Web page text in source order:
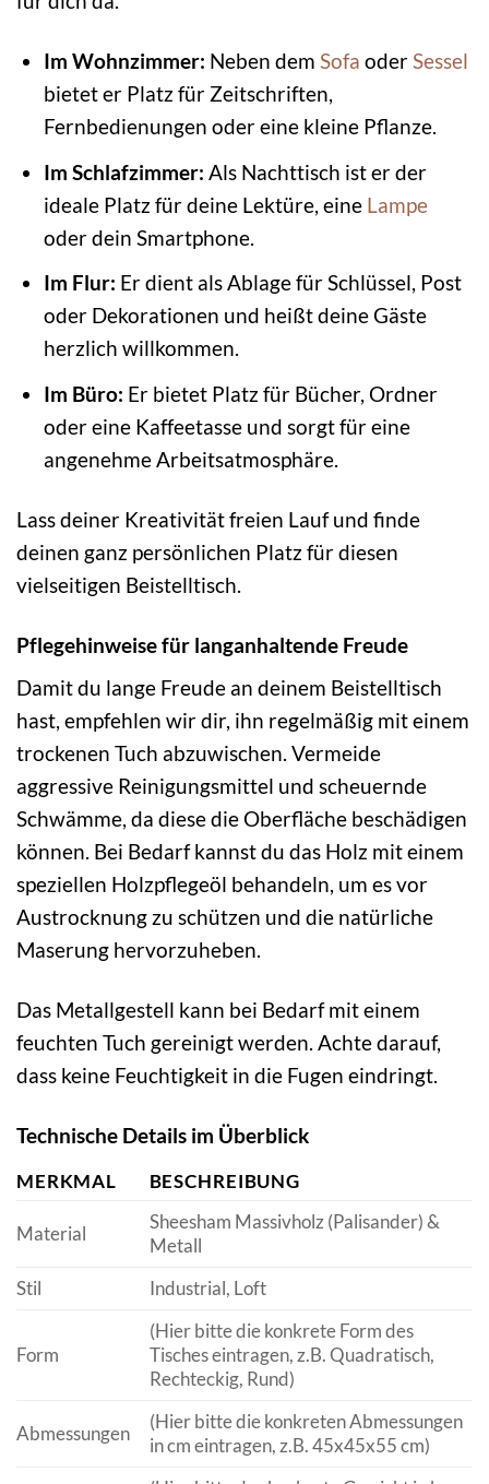
Im Wohnzimmer: Neben dem Sofa oderSessel
bietet er Platz für Zeitschriften,
Fernbedienungen oder eine kleine Pflanze.
Im Schlafzimmer: Als Nachttisch ist er der
ideale Platz für deine Lektüre, eine Lampe
oder dein Smartphone.
Im Flur: Er dient als Ablage für Schlüssel, Post
oder Dekorationen und heißt deine Gäste
herzlich willkommen.
Im Büro: Er bietet Platz für Bücher, Ordner
oder eine Kaffeetasse und sorgt für eine
angenehme Arbeitsatmosphäre.
Lass deiner Kreativität freien Lauf und finde
deinen ganz persönlichen Platz für diesen
vielseitigen Beistelltisch.
Pflegehinweise für langanhaltende Freude
Damit du lange Freude an deinem Beistelltisch
hast, empfehlen wir dir, ihn regelmäßig mit einem
trockenen Tuch abzuwischen. Vermeide
aggressive Reinigungsmittel und scheuernde
Schwämme, da diese die Oberfläche beschädigen
können. Bei Bedarf kannst du das Holz mit einem
speziellen Holzpflegeöl behandeln, um es vor
Austrocknung zu schützen und die natürliche
Maserung hervorzuheben.
Das Metallgestell kann bei Bedarf mit einem
feuchten Tuch gereinigt werden. Achte darauf,
dass keine Feuchtigkeit in die Fugen eindringt.
Technische Details im Überblick
MERKMAL BESCHREIBUNG
Material
Sheesham Massivholz (Palisander) &
Metall
Stil
Industrial, Loft
Form
(Hier bitte die konkrete Form des
Tisches eintragen, z.B. Quadratisch,
Rechteckig, Rund)
Abmessungen
(Hier bitte die konkreten Abmessungen
in cm eintragen, z.B. 45x45x55 cm)